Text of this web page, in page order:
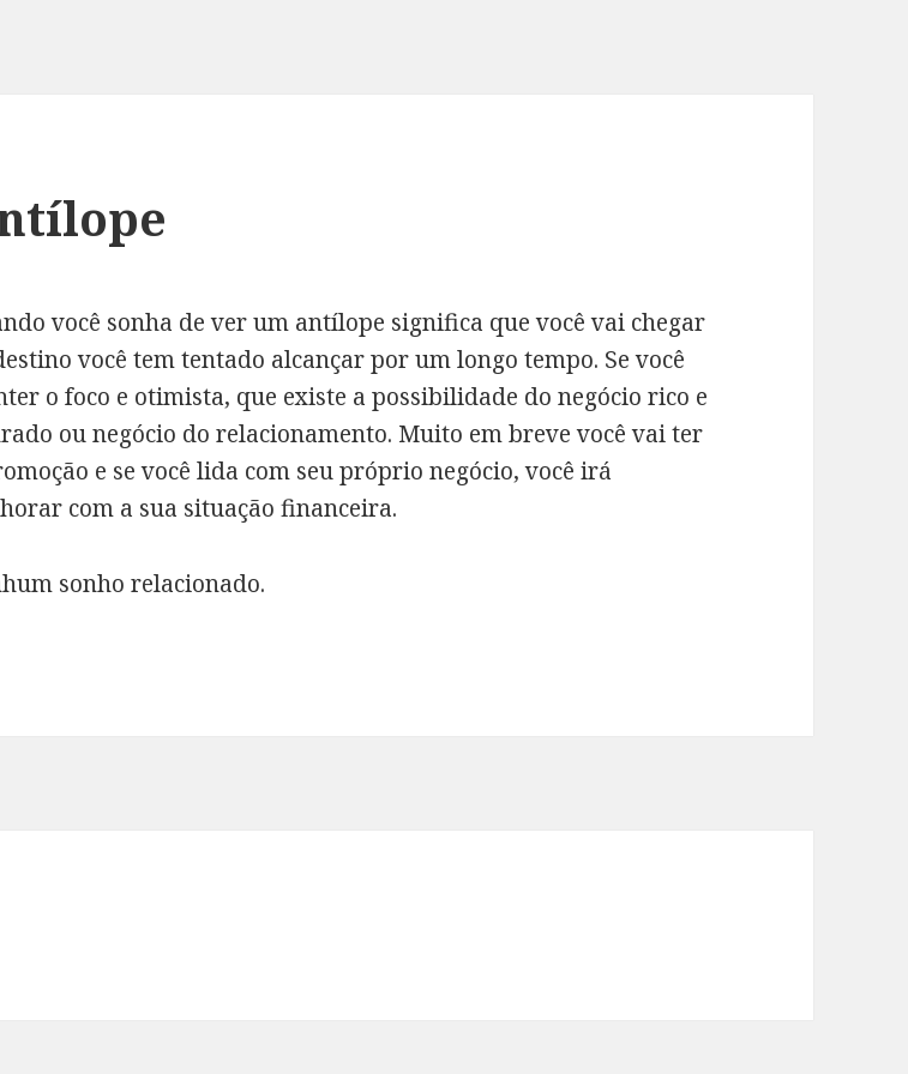
você sonha de ver um antílope significa que você vai chegar
você tem tentado alcançar por um longo tempo. Se você
o foco e otimista, que existe a possibilidade do negócio rico e
ou negócio do relacionamento. Muito em breve você vai ter
e se você lida com seu próprio negócio, você irá
com a sua situação financeira.
sonho relacionado.